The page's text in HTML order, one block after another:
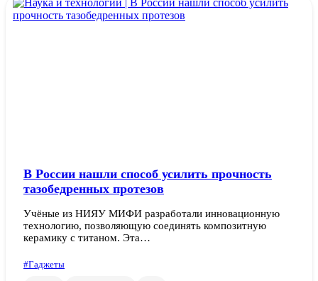
В России нашли способ усилить прочность
тазобедренных протезов
Учёные из НИЯУ МИФИ разработали инновационную
технологию, позволяющую соединять композитную
керамику с титаном. Эта…
#Гаджеты